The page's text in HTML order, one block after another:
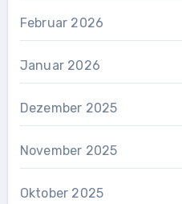
Februar 2026
Januar 2026
Dezember 2025
November 2025
Oktober 2025